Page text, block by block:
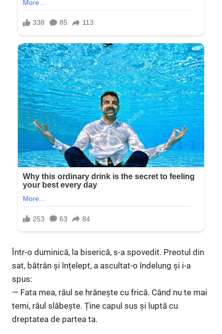
Într-o duminică, la biserică, s-a spovedit. Preotul din
sat, bătrân și înțelept, a ascultat-o îndelung și i-a
spus:
— Fata mea, răul se hrănește cu frică. Când nu te mai
temi, răul slăbește. Ține capul sus și luptă cu
dreptatea de partea ta.